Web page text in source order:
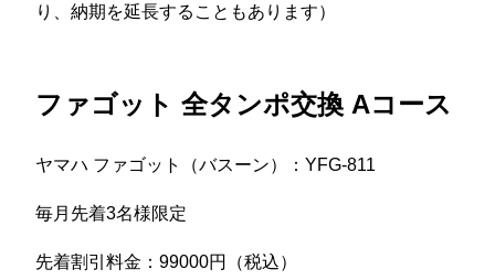
り、納期を延長することもあります）
ファゴット 全タンポ交換 Aコース
ヤマハ ファゴット（バスーン）：YFG-811
毎月先着3名様限定
先着割引料金：99000円（税込）